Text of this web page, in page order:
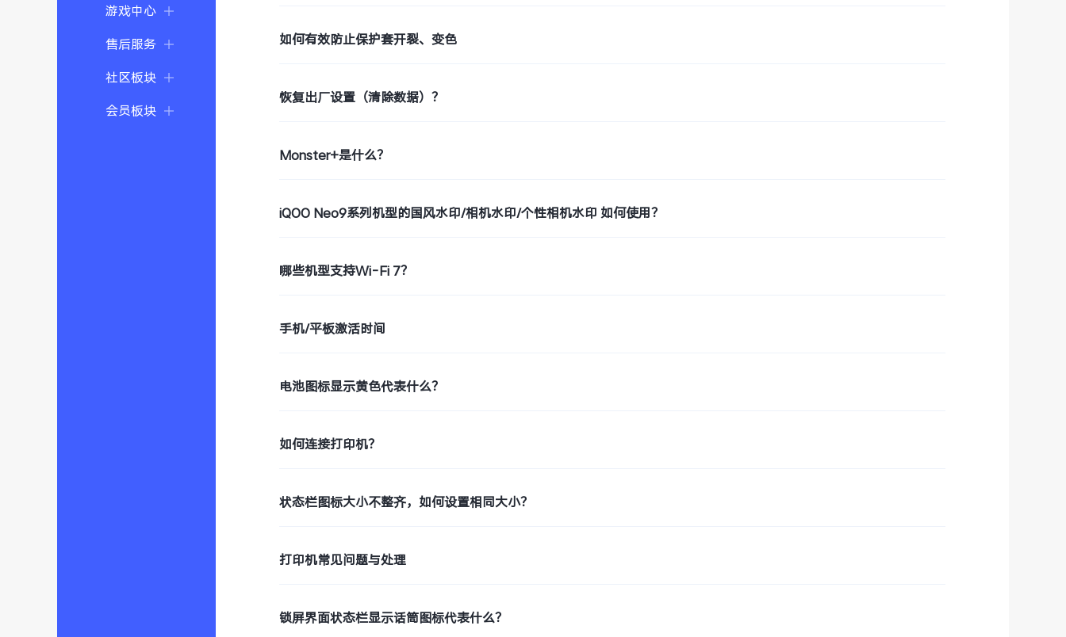
游戏中心
售后服务
社区板块
会员板块
如何有效防止保护套开裂、变色
恢复出厂设置（清除数据）？
Monster+是什么？
iQOO Neo9系列机型的国风水印/相机水印/个性相机水印 如何使用？
哪些机型支持Wi-Fi 7？
手机/平板激活时间
电池图标显示黄色代表什么？
如何连接打印机？
状态栏图标大小不整齐，如何设置相同大小？
打印机常见问题与处理
锁屏界面状态栏显示话筒图标代表什么？